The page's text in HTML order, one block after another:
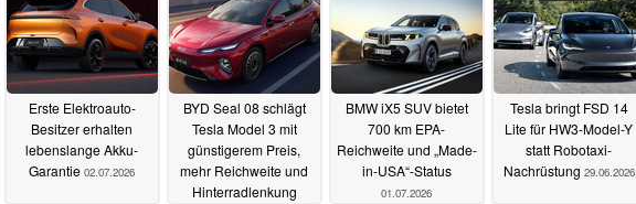
Erste Elektroauto-
Besitzer erhalten
lebenslange Akku-
Garantie 02.07.2026
BYD Seal 08 schlägt
Tesla Model 3 mit
günstigerem Preis,
mehr Reichweite und
Hinterradlenkung
BMW iX5 SUV bietet
700 km EPA-
Reichweite und „Made-
in-USA“-Status
01.07.2026
Tesla bringt FSD 14
Lite für HW3-Model-Y
statt Robotaxi-
Nachrüstung 29.06.2026